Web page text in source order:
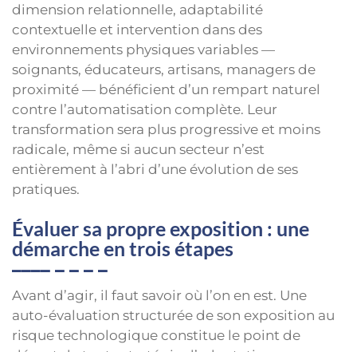
dimension relationnelle, adaptabilité
contextuelle et intervention dans des
environnements physiques variables —
soignants, éducateurs, artisans, managers de
proximité — bénéficient d’un rempart naturel
contre l’automatisation complète. Leur
transformation sera plus progressive et moins
radicale, même si aucun secteur n’est
entièrement à l’abri d’une évolution de ses
pratiques.
Évaluer sa propre exposition : une
démarche en trois étapes
Avant d’agir, il faut savoir où l’on en est. Une
auto-évaluation structurée de son exposition au
risque technologique constitue le point de